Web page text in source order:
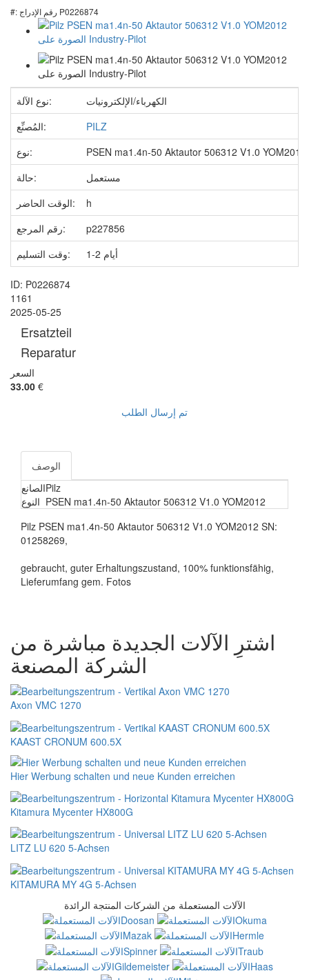
#: رقم الإدراج P0226874
نوع الآلة:
الكهرباء/الإلكترونيات
المُصنِّع:
PILZ
نوع:
PSEN ma1.4n-50 Aktautor 506312 V1.0 YOM2012
حالة:
مستعمل
الوقت الحاضر:
h
رقم المرجع:
p227856
وقت التسليم:
1-2 أيام
ID: P0226874
1161
2025-05-25
Ersatzteil
Reparatur
السعر
33.00 €
تم إرسال الطلب
الوصف
الصانعPilz
النوع PSEN ma1.4n-50 Aktautor 506312 V1.0 YOM2012
Pilz PSEN ma1.4n-50 Aktautor 506312 V1.0 YOM2012 SN:
01258269,
gebraucht, guter Erhaltungszustand, 100% funktionsfähig,
Lieferumfang gem. Fotos
اشترِ الآلات الجديدة مباشرة من
الشركة المصنعة
Axon VMC 1270
KAAST CRONUM 600.5X
Hier Werbung schalten und neue Kunden erreichen
Kitamura Mycenter HX800G
LITZ LU 620 5-Achsen
KITAMURA MY 4G 5-Achsen
الآلات المستعملة من الشركات المنتجة الرائدة